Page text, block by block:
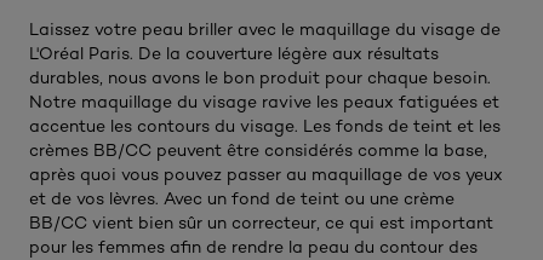
Laissez votre peau briller avec le maquillage du visage de
L'Oréal Paris. De la couverture légère aux résultats
durables, nous avons le bon produit pour chaque besoin.
Notre maquillage du visage ravive les peaux fatiguées et
accentue les contours du visage. Les fonds de teint et les
crèmes BB/CC peuvent être considérés comme la base,
après quoi vous pouvez passer au maquillage de vos yeux
et de vos lèvres. Avec un fond de teint ou une crème
BB/CC vient bien sûr un correcteur, ce qui est important
pour les femmes afin de rendre la peau du contour des